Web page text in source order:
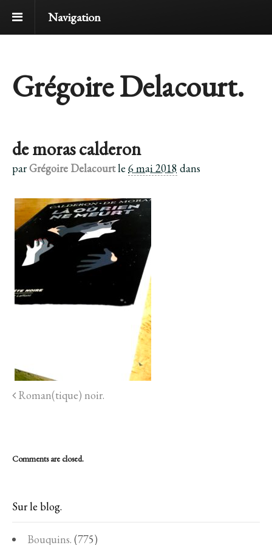
Navigation
Grégoire Delacourt.
de moras calderon
parGrégoire Delacourtle 6 mai 2018 dans
Roman(tique) noir.
Comments are closed.
Sur le blog.
Bouquins. (775)